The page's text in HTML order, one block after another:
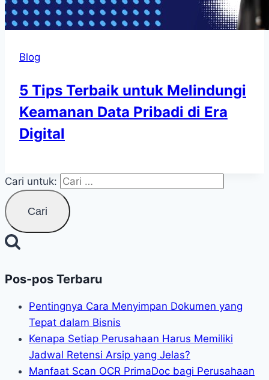
Blog
5 Tips Terbaik untuk Melindungi
Keamanan Data Pribadi di Era
Digital
Cari untuk:
Pos-pos Terbaru
Pentingnya Cara Menyimpan Dokumen yang
Tepat dalam Bisnis
Kenapa Setiap Perusahaan Harus Memiliki
Jadwal Retensi Arsip yang Jelas?
Manfaat Scan OCR PrimaDoc bagi Perusahaan